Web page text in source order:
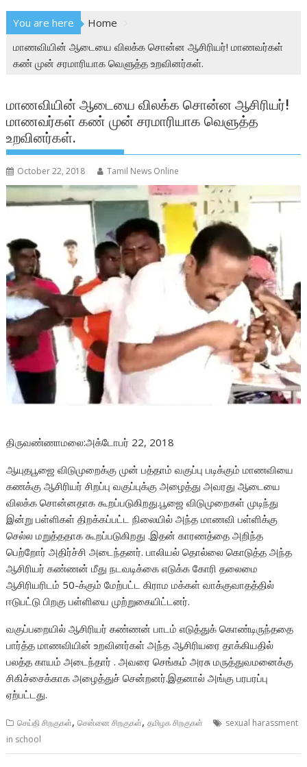
You are here
Home
மாணவியின் ஆடையை விலக்க சொன்ன ஆசிரியர்! மாணவர்கள்
கண் முன் சரமாரியாக வெளுத்த உறவினர்கள்.
மாணவியின் ஆடையை விலக்க சொன்ன ஆசிரியர்!
மாணவர்கள் கண் முன் சரமாரியாக வெளுத்த
உறவினர்கள்.
October 22, 2018 Tamil News Online
திருவண்ணாமலை:அக்டோபர் 22, 2018
ஆயுதபூஜை விடுமுறைக்கு முன் பத்தாம் வகுப்பு படிக்கும் மாணவியை
கணக்கு ஆசிரியர் சிறப்பு வகுப்புக்கு அழைத்து அவரது ஆடையை
விலக்க சொன்னதாக கூறப்படுகிறது.பூஜை விடுமுறைகள் முடிந்து
இன்று பள்ளிகள் திறக்கப்பட்ட நிலையில் அந்த மாணவி பள்ளிக்கு
செல்ல மறுத்ததாக கூறப்படுகிறது .இதன் காரணத்தை அறிந்த
பெற்றோர் அதிர்ச்சி அடைந்தனர். பாலியல் தொல்லை கொடுத்த அந்த
ஆசிரியர் கண்ணன் மீது நடவடிக்கை எடுக்க கோரி தலைமை
ஆசிரியரிடம் 50-க்கும் மேற்பட்ட கிராம மக்கள் வாக்குவாதத்தில்
ஈடுபட்டு பிறகு பள்ளியை முற்றுகையிட்டனர்.
வகுப்பறையில் ஆசிரியர் கண்ணன் பாடம் எடுத்துக் கொண்டிருந்ததை
பார்த்த மாணவியின் உறவினர்கள் அந்த ஆசிரியரை தாக்கியதில்
பலத்த காயம் அடைந்தார் . அவரை செங்கம் அரசு மருத்துவமனைக்கு
சிகிச்சைக்காக அழைத்துச் சென்றனர்.இதனால் அங்கு பரபரப்பு
ஏற்பட்டது.
செய்தி சிறகுகள்,சென்னை சிறகுகள்,தமிழக சிறகுகள்
sexual harassment
in school